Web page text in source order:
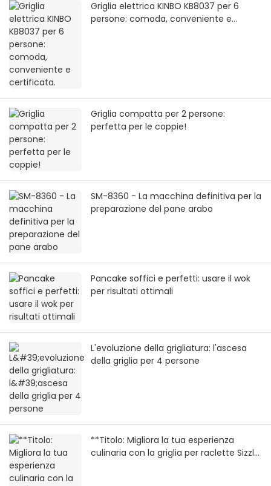
Griglia elettrica KINBO KB8037 per 6
persone: comoda, conveniente e
Griglia compatta per 2 persone:
perfetta per le coppie!
SM-8360 - La macchina definitiva per la
preparazione del pane arabo
Pancake soffici e perfetti: usare il wok
per risultati ottimali
L'evoluzione della grigliatura: l'ascesa
della griglia per 4 persone
**Titolo: Migliora la tua esperienza
culinaria con la griglia per raclette Sizzle